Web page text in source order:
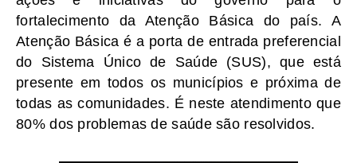
fortalecimento da Atenção Básica do país. A
Atenção Básica é a porta de entrada preferencial
do Sistema Único de Saúde (SUS), que está
presente em todos os municípios e próxima de
todas as comunidades. É neste atendimento que
80% dos problemas de saúde são resolvidos.